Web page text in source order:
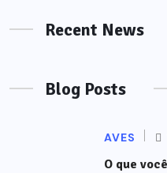
Recent News
Blog Posts
AVES
O que